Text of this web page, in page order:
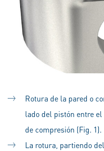
Rotura de la pared o
lado del pistón entre
de compresión (Fig. 1).
La rotura, partiendo